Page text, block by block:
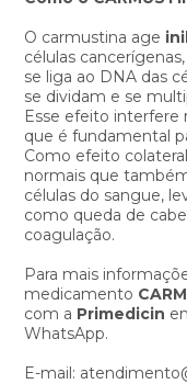
O carmustina age
células
se liga ao DNA das
se dividam e se
Esse efeito interfere
que é fundamental
Como efeito
normais que
células do sangue,
como queda de
coagulação.
Para mais
medicamento
com a Primedicin
WhatsApp.
E-mail: